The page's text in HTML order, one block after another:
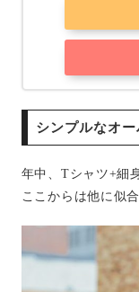
シンプルなオ
年中、Tシャツ+細
ここからは他に似